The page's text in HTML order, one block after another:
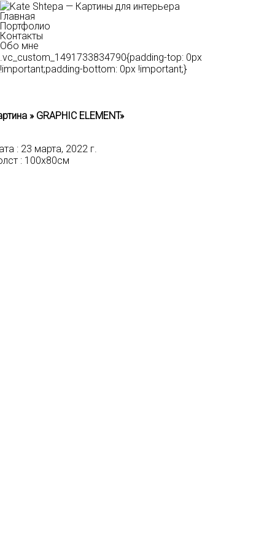
Главная
Портфолио
Контакты
Обо мне
.vc_custom_1491733834790{padding-top: 0px
!important;padding-bottom: 0px !important;}
» GRAPHIC ELEMENT»
: 23 марта, 2022 г.
: 100х80см